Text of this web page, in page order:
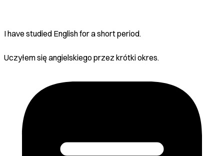
I have studied English for a short period.
Uczyłem się angielskiego przez krótki okres.